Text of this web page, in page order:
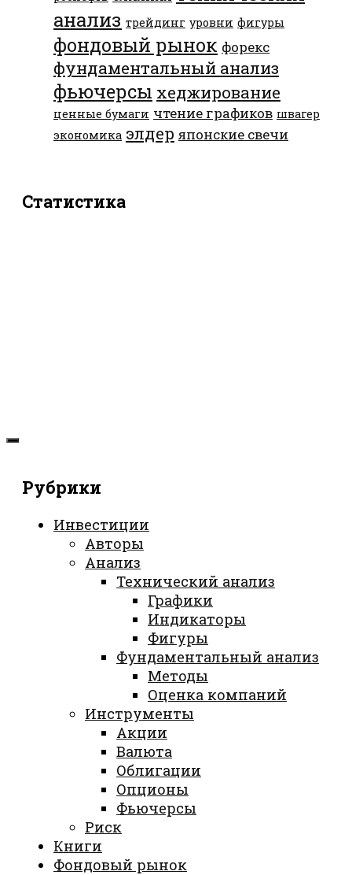
анализ трейдинг уровни фигуры
фондовый рынок форекс
фундаментальный анализ
фьючерсы хеджирование
ценные бумаги чтение графиков швагер
экономика элдер японские свечи
Статистика
Рубрики
Инвестиции
Авторы
Анализ
Технический анализ
Графики
Индикаторы
Фигуры
Фундаментальный анализ
Методы
Оценка компаний
Инструменты
Акции
Валюта
Облигации
Опционы
Фьючерсы
Риск
Книги
Фондовый рынок